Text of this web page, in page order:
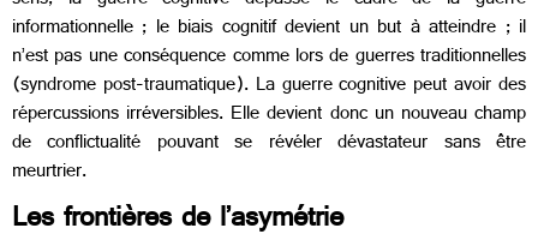
informationnelle ; le biais cognitif devient un but à atteindre ; il
n’est pas une conséquence comme lors de guerres traditionnelles
(syndrome post-traumatique). La guerre cognitive peut avoir des
répercussions irréversibles. Elle devient donc un nouveau champ
de conflictualité pouvant se révéler dévastateur sans être
meurtrier.
Les frontières de l’asymétrie